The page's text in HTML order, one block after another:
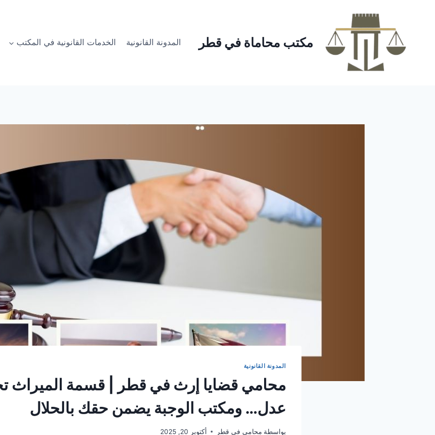
مكتب محاماة في قطر المدونة القانونية الخدمات القانونية في المكتب
المدونة القانونية
محامي قضايا إرث في قطر | قسمة الميراث
عدل… ومكتب الوجبة يضمن حقك بالحلال
بواسطة محامي في قطر أكتوبر 20, 2025